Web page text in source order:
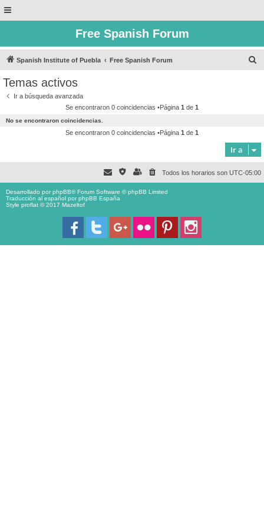
Free Spanish Forum
Spanish Institute of Puebla Free Spanish Forum
Temas activos
Ir a búsqueda avanzada
Se encontraron 0 coincidencias •Página 1 de 1
No se encontraron coincidencias.
Se encontraron 0 coincidencias •Página 1 de 1
Ir a
Todos los horarios son UTC-05:00
Desarrollado porphpBB® Forum Software © phpBB Limited
Traducción al español porphpBB España
Style proflat © 2017 Mazeltof